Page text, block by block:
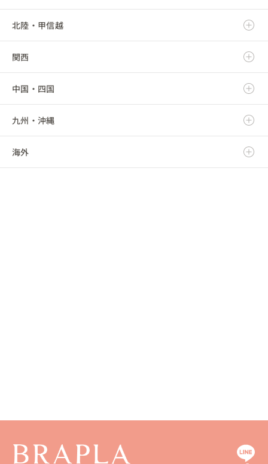
宮城県
秋田県
山形県
福島県
栃木県
群馬県
埼玉県
千葉県
東京都
岐阜県
静岡県
愛知県
三重県
北陸・甲信越
新潟県
富山県
石川県
福井県
関西
滋賀県
京都府
大阪府
中国・四国
鳥取県
島根県
九州・沖縄
福岡県
海外